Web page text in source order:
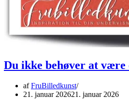
Du ikke behøver at være
afFruBilledkunst
21. januar 202621. januar 2026